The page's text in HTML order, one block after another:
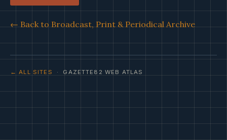
← Back to Broadcast, Print & Periodical Archive
← ALL SITES · GAZETTE82 WEB ATLAS